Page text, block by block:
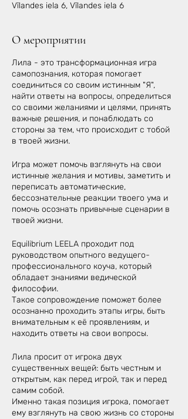
Vīlandes iela 6, Vīlandes iela 6
О мероприятии
Лила - это трансформационная игра
самопознания, которая помогает
соединиться со своим истинным "Я",
найти ответы на вопросы, определиться
со своими желаниями и целями, принять
важные решения, и понаблюдать со
стороны за тем, что происходит с тобой
в твоей жизни.
Игра может помочь взглянуть на свои
истинные желания и мотивы, заметить и
переписать автоматические,
бессознательные реакции твоего ума и
помочь осознать привычные сценарии в
твоей жизни.
Equilibrium LEELA проходит под
руководством опытного ведущего-
профессионального коуча, который
обладает знаниями ведической
философии.
Такое сопровождение поможет более
осознанно проходить этапы игры, быть
внимательным к её проявлениям, и
находить ответы на свои вопросы.
Лила просит от игрока двух
существенных вещей: быть честным и
открытым, как перед игрой, так и перед
самим собой.
Именно такая позиция игрока, помогает
ему взглянуть на свою жизнь со стороны